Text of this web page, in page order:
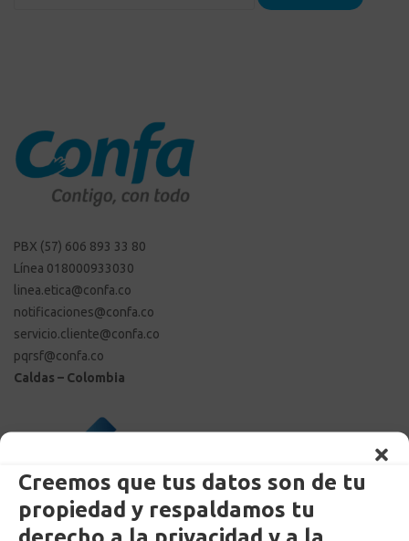
Creemos que tus datos son de tu
propiedad y respaldamos tu
PBX (57) 606 893 33 80
Línea 018000933030
linea.etica@confa.co
notificaciones@confa.co
servicio.cliente@confa.co
pqrsf@confa.co
Caldas – Colombia